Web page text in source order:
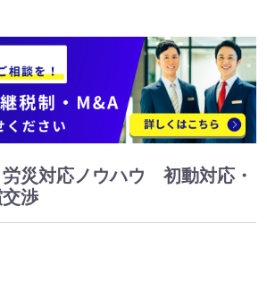
災対応ノウハウ 初動対応・
渉